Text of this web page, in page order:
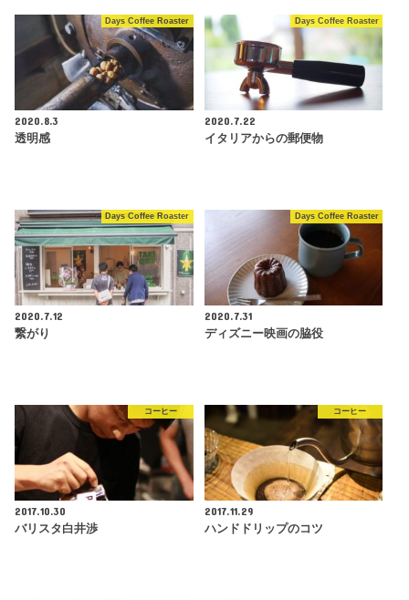
Days Coffee Roaster
2020.8.3
透明感
Days Coffee Roaster
2020.7.22
イタリアからの郵便物
Days Coffee Roaster
2020.7.12
繋がり
Days Coffee Roaster
2020.7.31
ディズニー映画の脇役
コーヒー
2017.10.30
バリスタ白井渉
コーヒー
2017.11.29
ハンドドリップのコツ